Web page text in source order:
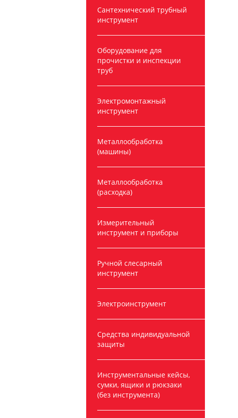
Сантехнический трубный
инструмент
Оборудование для
прочистки и инспекции
труб
Электромонтажный
инструмент
Металлообработка
(машины)
Металлообработка
(расходка)
Измерительный
инструмент и приборы
Ручной слесарный
инструмент
Электроинструмент
Средства индивидуальной
защиты
Инструментальные кейсы,
сумки, ящики и рюкзаки
(без инструмента)